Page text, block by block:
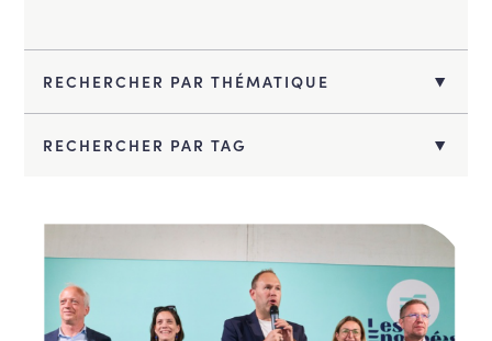
RECHERCHER PAR THÉMATIQUE
Action sociale
Aménagement du territoire et
développement urbain
Bien-être animal
RECHERCHER PAR TAG